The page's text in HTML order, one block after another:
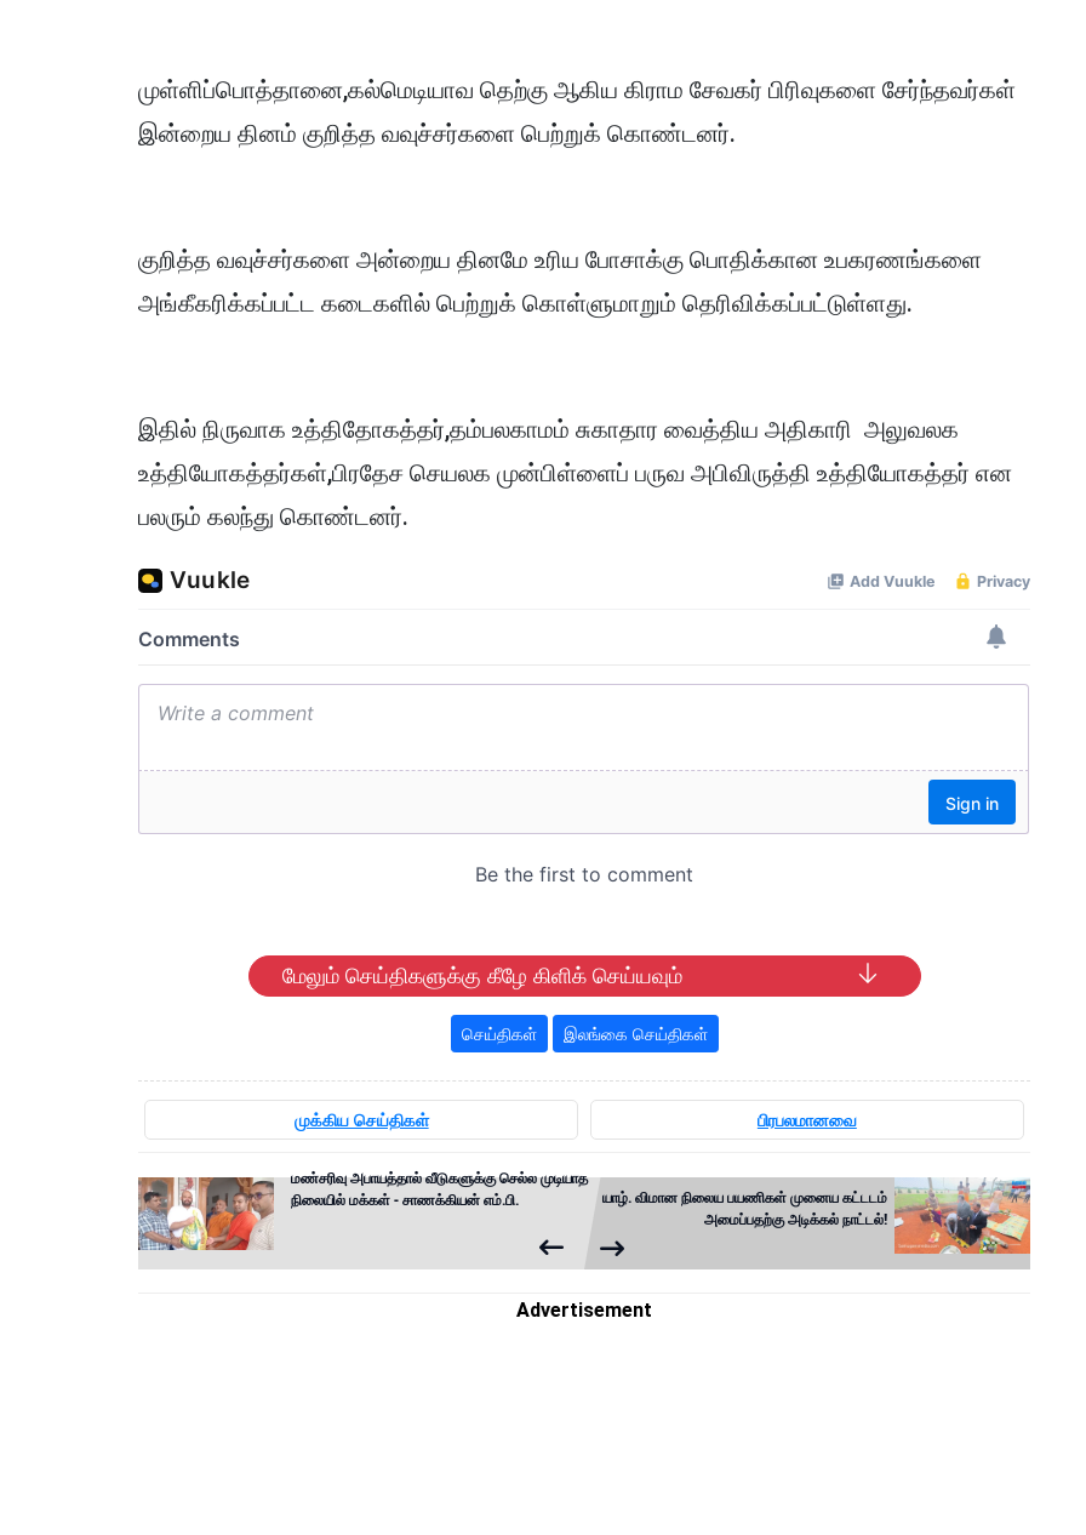
முள்ளிப்பொத்தானை,கல்மெடியாவ தெற்கு ஆகிய கிராம சேவகர் பிரிவுகளை சேர்ந்தவர்கள்
இன்றைய தினம் குறித்த வவுச்சர்களை பெற்றுக் கொண்டனர்.
குறித்த வவுச்சர்களை அன்றைய தினமே உரிய போசாக்கு பொதிக்கான உபகரணங்களை
அங்கீகரிக்கப்பட்ட கடைகளில் பெற்றுக் கொள்ளுமாறும் தெரிவிக்கப்பட்டுள்ளது.
இதில் நிருவாக உத்திதோகத்தர்,தம்பலகாமம் சுகாதார வைத்திய அதிகாரி அலுவலக
உத்தியோகத்தர்கள்,பிரதேச செயலக முன்பிள்ளைப் பருவ அபிவிருத்தி உத்தியோகத்தர் என
பலரும் கலந்து கொண்டனர்.
மேலும் செய்திகளுக்கு கீழே கிளிக் செய்யவும்
செய்திகள் இலங்கை செய்திகள்
முக்கிய செய்திகள் பிரபலமானவை
மண்சரிவு அபாயத்தால் வீடுகளுக்கு செல்ல முடியாத
நிலையில் மக்கள் - சாணக்கியன் எம்.பி.
யாழ். விமான நிலைய பயணிகள் முனைய கட்டடம்
அமைப்பதற்கு அடிக்கல் நாட்டல்!
Advertisement